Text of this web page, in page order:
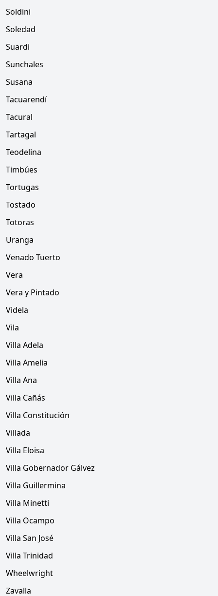
Soldini
Soledad
Suardi
Sunchales
Susana
Tacuarendí
Tacural
Tartagal
Teodelina
Timbúes
Tortugas
Tostado
Totoras
Uranga
Venado Tuerto
Vera
Vera y Pintado
Videla
Vila
Villa Adela
Villa Amelia
Villa Ana
Villa Cañás
Villa Constitución
Villada
Villa Eloisa
Villa Gobernador Gálvez
Villa Guillermina
Villa Minetti
Villa Ocampo
Villa San José
Villa Trinidad
Wheelwright
Zavalla